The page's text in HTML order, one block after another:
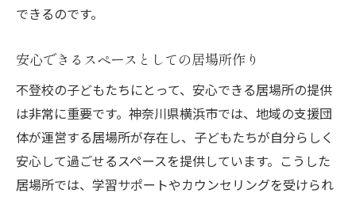
心理的要因に対するアプローチ
社会的孤立を防ぐための活動
不安やストレス対策の具体例
適応困難を克服するためのステップ
家庭内でのサポート技術の向上
不登校の子どもたちへの心のケアと地域の相談
できるのです。
安心できるスペースとしての居場所作り
不登校の子どもたちにとって、安心できる居場所の提供
は非常に重要です。神奈川県横浜市では、地域の支援団
体が運営する居場所が存在し、子どもたちが自分らしく
安心して過ごせるスペースを提供しています。こうした
居場所では、学習サポートやカウンセリングを受けられ